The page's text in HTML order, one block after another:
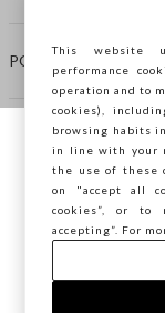
POMOC
FIRMA
KONTAKTY
Copyright ©
Przeglądasz
zapisać swoją
This website
performance
operation and to
cookies),
browsing habits
in line with your
the use of these
on "accept all
cookies”, or to
accepting”. For